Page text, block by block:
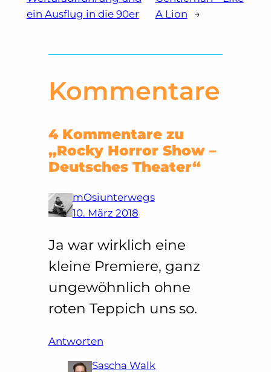
ein Ausflug in die 90er
A Lion
→
Kommentare
4 Kommentare zu
„Rocky Horror Show –
Deutsches Theater“
mOsiunterwegs
10. März 2018
Ja war wirklich eine
kleine Premiere, ganz
ungewöhnlich ohne
roten Teppich uns so.
Antworten
Sascha Walk